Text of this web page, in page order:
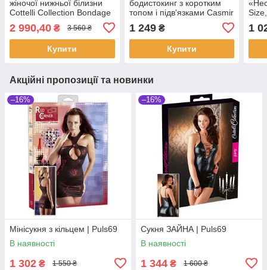
жіночої нижньої білизни
Cottelli Collection Bondage
Suspender від Orion |
Puls69
2 990,40 ₴ 3 560 ₴
Купити
бодистокинг з коротким
топом і підв'язками Casmir
1 249₴
Купити
1
Акційні пропозиції та новинки
–16%
Мінісукня з кільцем | Puls69
В наявності
1 302 ₴ 1 550 ₴
–16%
Сукня ЗАЙНА | Puls69
В наявності
1 344 ₴ 1 600 ₴